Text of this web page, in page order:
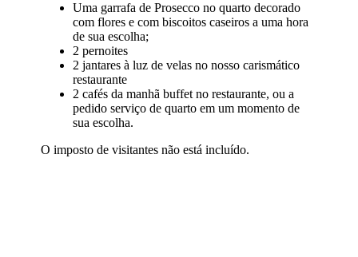
Uma garrafa de Prosecco no quarto decorado
com flores e com biscoitos caseiros a uma hora
de sua escolha;
2 pernoites
2 jantares à luz de velas no nosso carismático
restaurante
2 cafés da manhã buffet no restaurante, ou a
pedido serviço de quarto em um momento de
sua escolha.
O imposto de visitantes não está incluído.